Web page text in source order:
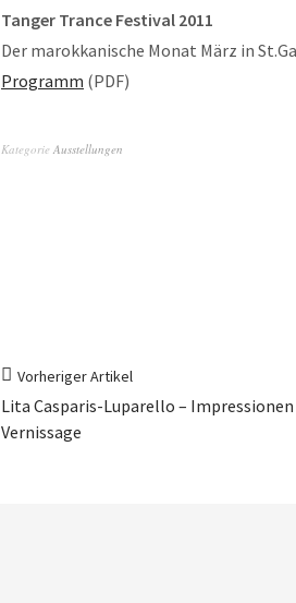
Tanger Trance Festival 2011
Der marokkanische Monat März in
Programm (PDF)
Kategorie Ausstellungen
Vorheriger Artikel
Lita Casparis-Luparello –
Vernissage